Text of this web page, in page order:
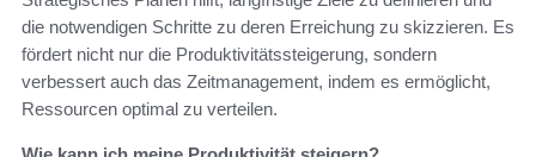
die notwendigen Schritte zu deren Erreichung zu skizzieren. Es
fördert nicht nur die Produktivitätssteigerung, sondern
verbessert auch das Zeitmanagement, indem es ermöglicht,
Ressourcen optimal zu verteilen.